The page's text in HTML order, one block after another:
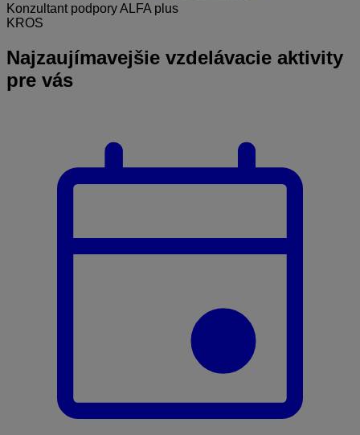
Konzultant podpory ALFA plus
KROS
Najzaujímavejšie vzdelávacie aktivity
pre vás